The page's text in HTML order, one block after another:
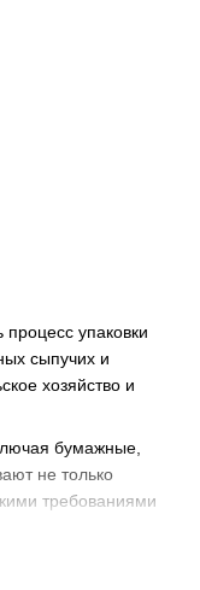
упаковки
сыпучих и
хозяйство и
бумажные,
не только
требованиями